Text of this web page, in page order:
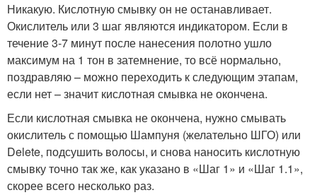
Никакую. Кислотную смывку он не останавливает.
Окислитель или 3 шаг являются индикатором. Если в
течение 3-7 минут после нанесения полотно ушло
максимум на 1 тон в затемнение, то всё нормально,
поздравляю – можно переходить к следующим этапам,
если нет – значит кислотная смывка не окончена.
Если кислотная смывка не окончена, нужно смывать
окислитель с помощью Шампуня (желательно ШГО) или
Delete, подсушить волосы, и снова наносить кислотную
смывку точно так же, как указано в «Шаг 1» и «Шаг 1.1»,
скорее всего несколько раз.